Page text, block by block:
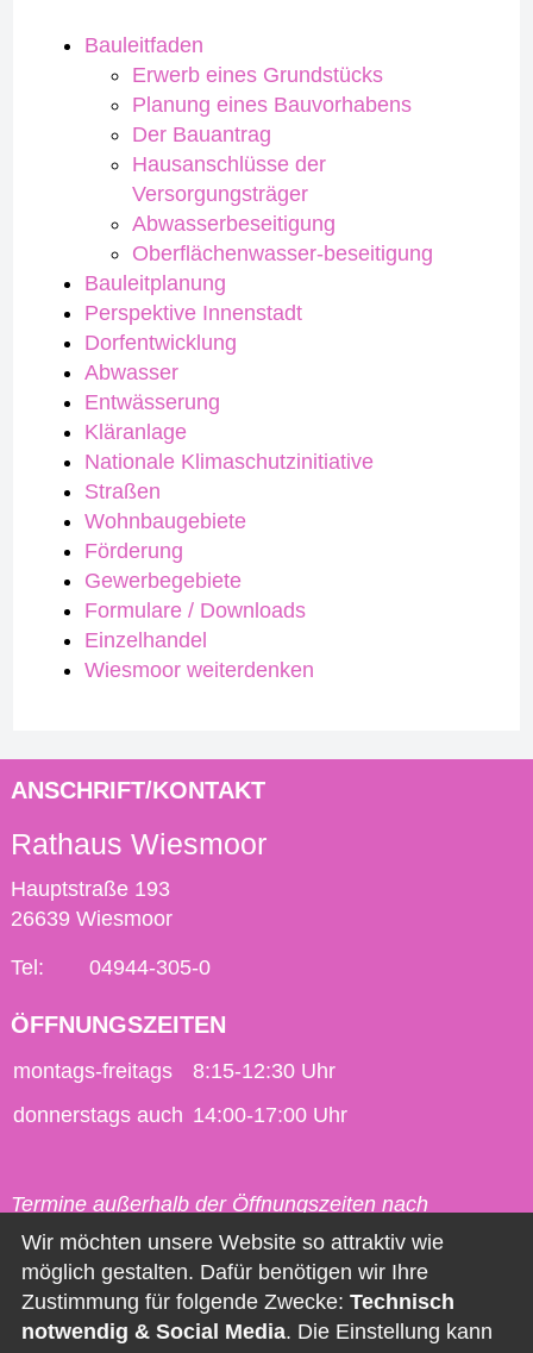
Bauleitfaden
Erwerb eines Grundstücks
Planung eines Bauvorhabens
Der Bauantrag
Hausanschlüsse der
Versorgungsträger
Abwasserbeseitigung
Oberflächenwasser-beseitigung
Bauleitplanung
Perspektive Innenstadt
Dorfentwicklung
Abwasser
Entwässerung
Kläranlage
Nationale Klimaschutzinitiative
Straßen
Wohnbaugebiete
Förderung
Gewerbegebiete
Formulare / Downloads
Einzelhandel
Wiesmoor weiterdenken
ANSCHRIFT/KONTAKT
Rathaus Wiesmoor
Hauptstraße 193
26639 Wiesmoor
Tel: 04944-305-0
ÖFFNUNGSZEITEN
montags-freitags
8:15-12:30 Uhr
donnerstags auch 14:00-17:00 Uhr
Termine außerhalb der Öffnungszeiten nach
vorheriger Vereinbarung möglich.
Kontakt
Impressum
Wir möchten unsere Website so attraktiv wie
möglich gestalten. Dafür benötigen wir Ihre
Zustimmung für folgende Zwecke: Technisch
notwendig & Social Media. Die Einstellung kann